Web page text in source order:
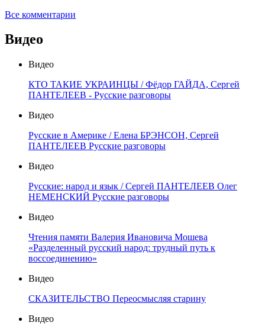
Все комментарии
Видео
Видео
КТО ТАКИЕ УКРАИНЦЫ / Фёдор ГАЙДА, Сергей
ПАНТЕЛЕЕВ - Русские разговоры
Видео
Русские в Америке / Елена БРЭНСОН, Сергей
ПАНТЕЛЕЕВ Русские разговоры
Видео
Русские: народ и язык / Сергей ПАНТЕЛЕЕВ Олег
НЕМЕНСКИЙ Русские разговоры
Видео
Чтения памяти Валерия Ивановича Мошева
«Разделенный русский народ: трудный путь к
воссоединению»
Видео
СКАЗИТЕЛЬСТВО Переосмысляя старину
Видео